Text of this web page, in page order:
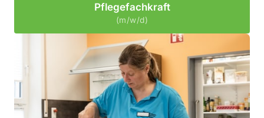
Pflegefachkraft
(m/w/d)